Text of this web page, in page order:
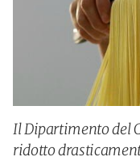
Il Dipartimento del
ridotto